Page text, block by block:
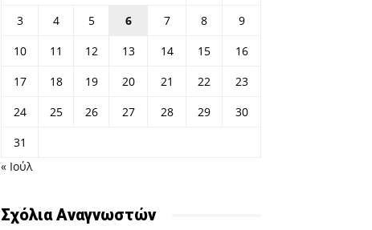
3
4 5 6 7 8
9
10
11 12 13 14 15
16
17
18 19 20 21 22
23
24
25 26 27 28 29
30
31
« Ιούλ
Σχόλια Αναγνωστών